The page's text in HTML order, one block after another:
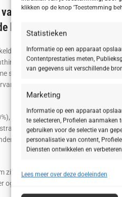
klikken op de knop 'Toestemming
Statistieken
Informatie op een apparaat
Contentprestaties meten,
van gegevens uit verschillende
Marketing
Informatie op een apparaat
te selecteren, Profielen aanmaken
gebruiken voor de selectie van
personalisatie van content,
Diensten ontwikkelen en
Toepassingen
Lees meer over deze doeleinden
de Detox Vitamin
huid een frisse,
om de huidtint te verbeteren en te
en glutathion en zorgt voor
smelt moeiteloos in de huid en
compleet.
is een stabiele, in olie oplosbare
en een egalere teint te
ingrediënten maakt het een
zijn antioxiderende
ogende teint te bevorderen,